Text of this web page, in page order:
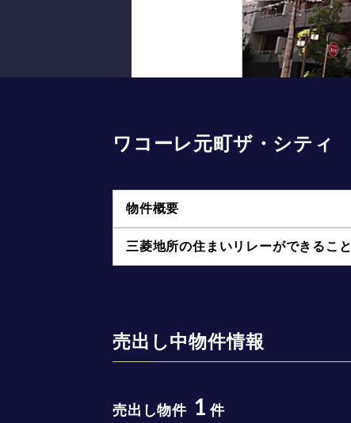
ワコーレ元町ザ・シティ
物件概要
三菱地所の住まいリレーができること
売出し中物件情報
売出し物件 1 件